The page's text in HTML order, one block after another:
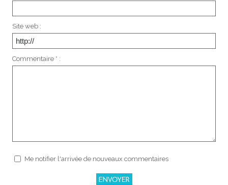
Site web :
Commentaire * :
Me notifier l'arrivée de nouveaux commentaires